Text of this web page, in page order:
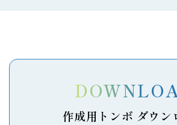
SEARCH BY KEYWORD
キーワードから探す
作成用トンボ ダウン